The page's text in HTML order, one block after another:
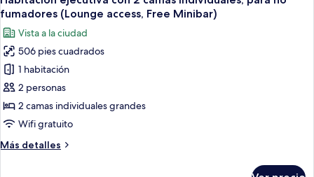
(Penthouse,
floor,
private
terrace)
todas
las
fotos
de
Habitación
ejecutiva
con
2
individuales,
fumadores (Lounge access, Free Minibar)
Vista a la ciudad
506 pies cuadrados
1 habitación
2 personas
2 camas individuales grandes
Wifi gratuito
Más detalles
Más